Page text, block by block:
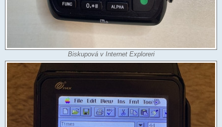
Biskupová v Internet Exploreri